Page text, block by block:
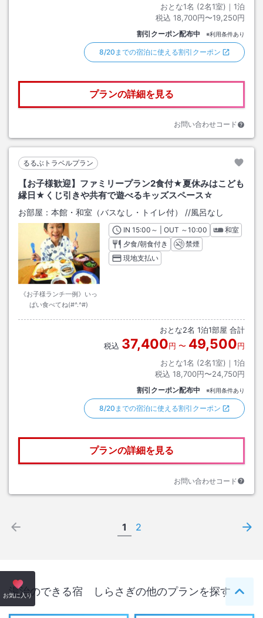
おとな1名 (2名1室)｜ 1泊
税込 18,700円〜19,250円
割引クーポン配布中 ※利用条件あり
8/20までの宿泊に使える割引クーポン
プランの詳細を見る
お問い合わせコード
るるぶトラベルプラン
【お子様歓迎】ファミリープラン2食付★夏休みはこども
縁日★くじ引きや共有で遊べるキッズスペース☆
お部屋： 本館・和室（バスなし・トイレ付） //風呂なし
《お子様ランチ一例》いっ
ぱい食べてね(#^.^#)
INチェックイン
15:00 ～ | OUT チェックアウト
～10:00
和室
夕食/朝食付き
禁煙
現地支払い
おとな2名 1泊1部屋 合計
税込 37,400円 〜 49,500円
おとな1名 (2名1室)｜ 1泊
税込 18,700円〜24,750円
割引クーポン配布中 ※利用条件あり
8/20までの宿泊に使える割引クーポン
プランの詳細を見る
お問い合わせコード
1 2
湯治のできる宿 しらさぎの他のプランを探す
お気に入り ペー